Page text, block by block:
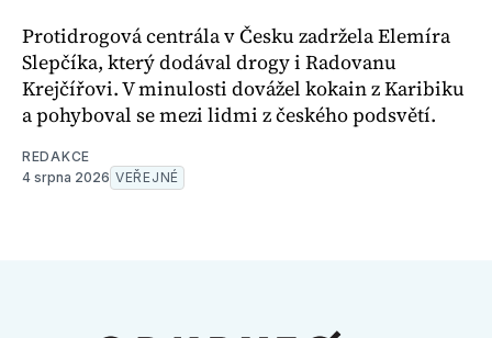
Protidrogová centrála v Česku zadržela Elemíra
Slepčíka, který dodával drogy i Radovanu
Krejčířovi. V minulosti dovážel kokain z Karibiku
a pohyboval se mezi lidmi z českého podsvětí.
REDAKCE
4 srpna 2026 VEŘEJNÉ